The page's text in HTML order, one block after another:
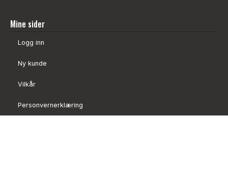
Mine sider
Logg inn
Ny kunde
Vilkår
Personvernerklæring